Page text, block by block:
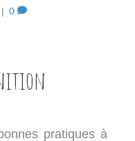
| 0
pratiques à